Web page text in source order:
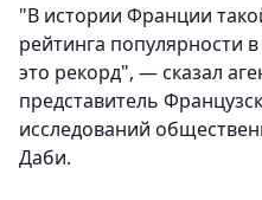
"В истории Франции
рейтинга популярности
это рекорд", — сказал
представитель
исследований
Даби.